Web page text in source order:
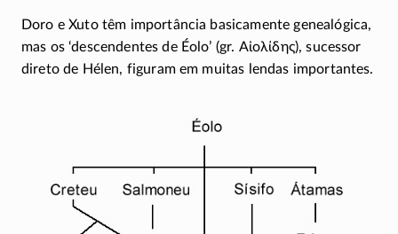
Doro e Xuto têm importância basicamente genealógica,
mas os ‘descendentes de Éolo’ (gr. Αἰολίδης), sucessor
direto de Hélen, figuram em muitas lendas importantes.